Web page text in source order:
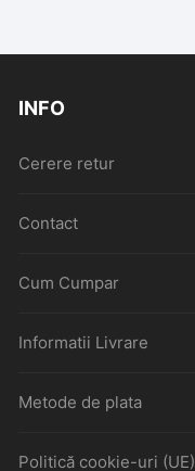
INFO
Cerere retur
Contact
Cum Cumpar
Informatii Livrare
Metode de plata
Politică cookie-uri (UE)